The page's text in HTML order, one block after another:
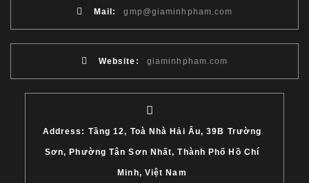
Mail: gmp@giaminhpham.com
Website: giaminhpham.com
Address: Tầng 12, Toà Nhà Hải Âu, 39B Trường
Sơn, Phường Tân Sơn Nhất, Thành Phố Hồ Chí
Minh, Việt Nam